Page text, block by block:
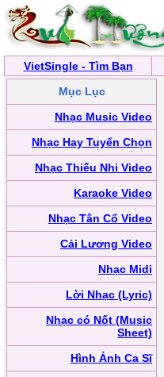
VietSingle - Tìm Bạn
Mục Lục
Nhạc Music Video
Nhạc Hay Tuyển Chọn
Nhạc Thiếu Nhi Video
Karaoke Video
Nhạc Tân Cổ Video
Cải Lương Video
Nhạc Midi
Lời Nhạc (Lyric)
Nhạc có Nốt (Music
Sheet)
Hình Ảnh Ca Sĩ